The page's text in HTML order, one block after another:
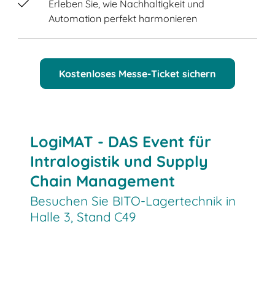
Erleben Sie, wie Nachhaltigkeit und
Automation perfekt harmonieren
Kostenloses Messe-Ticket sichern
LogiMAT - DAS Event für
Intralogistik und Supply
Chain Management
Besuchen Sie BITO-Lagertechnik in
Halle 3, Stand C49